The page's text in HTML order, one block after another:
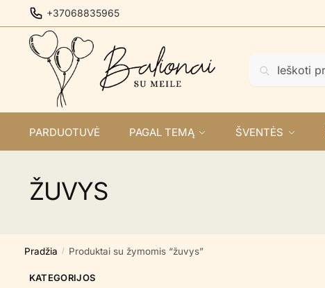
to
navigation
to
content
+37068835965
PARDUOTUVĖ PAGAL TEMĄ ŠVENTĖS
ŽUVYS
Pradžia / Produktai su žymomis “žuvys”
KATEGORIJOS